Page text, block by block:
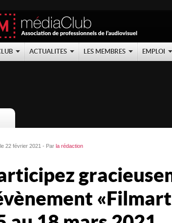
ACTUALITES LES MEMBRES EMPLOI
22 février 2021 - Par la rédaction
«